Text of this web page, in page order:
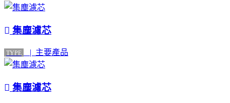
集塵濾芯
TYPE | 主要產品
集塵濾芯